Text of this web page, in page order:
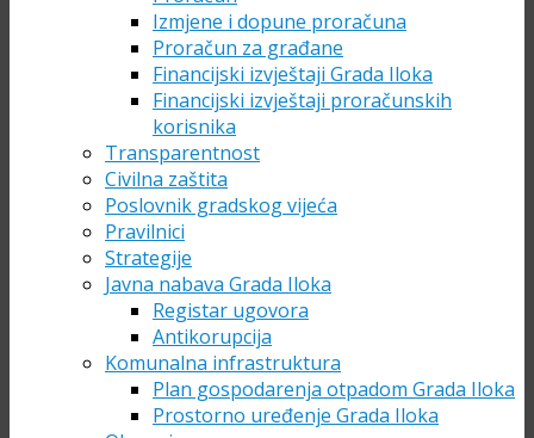
Izmjene i dopune proračuna
Proračun za građane
Financijski izvještaji Grada Iloka
Financijski izvještaji proračunskih
korisnika
Transparentnost
Civilna zaštita
Poslovnik gradskog vijeća
Pravilnici
Strategije
Javna nabava Grada Iloka
Registar ugovora
Antikorupcija
Komunalna infrastruktura
Plan gospodarenja otpadom Grada Iloka
Prostorno uređenje Grada Iloka